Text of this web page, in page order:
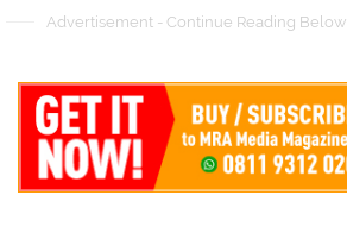
Advertisement - Continue Reading Below